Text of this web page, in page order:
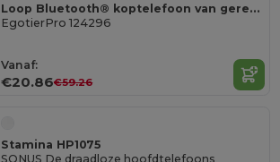
Loop Bluetooth® koptelefoon van gerecycled plastic
EgotierPro 124296
Vanaf:
€20.86€59.26
Stamina HP1075
SONUS De draadloze hoofdtelefoons